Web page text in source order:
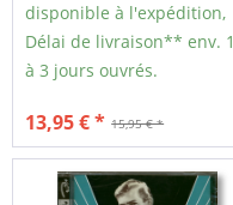
disponible à l'expédition,
Délai de livraison** env. 1
à 3 jours ouvrés.
15,95 € *
13,95 € *